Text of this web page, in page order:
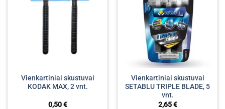
Vienkartiniai skustuvai
KODAK MAX, 2 vnt.
0,50€
Vienkartiniai skustuvai
SETABLU TRIPLE BLADE, 5
vnt.
2,65€